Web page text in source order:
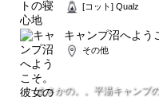
[コット] Qualz
キャンプ沼へよう
その他
まさかの。。平湯キャンプ